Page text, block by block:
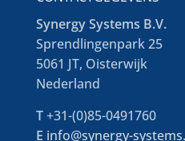
Synergy Systems B.V.
Sprendlingenpark 25
5061 JT, Oisterwijk
Nederland
T+31-(0)85-0491760
E info@synergy-